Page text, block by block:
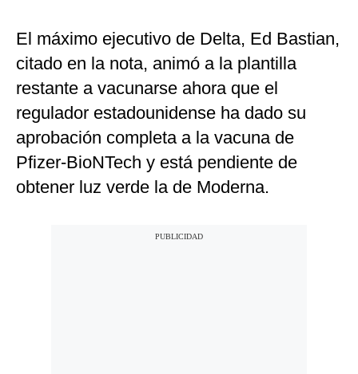
El máximo ejecutivo de Delta, Ed Bastian,
citado en la nota, animó a la plantilla
restante a vacunarse ahora que el
regulador estadounidense ha dado su
aprobación completa a la vacuna de
Pfizer-BioNTech y está pendiente de
obtener luz verde la de Moderna.